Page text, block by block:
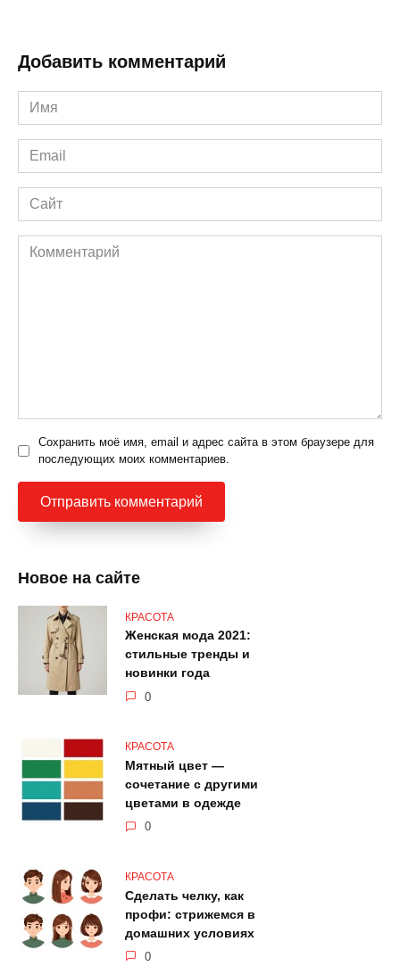
Добавить комментарий
Имя
*
Email
*
Сайт
Комментарий
Сохранить моё имя, email и адрес сайта в этом браузере для
последующих моих комментариев.
Новое на сайте
КРАСОТА
Женская мода 2021:
стильные тренды и
новинки года
0
КРАСОТА
Мятный цвет —
сочетание с другими
цветами в одежде
0
КРАСОТА
Сделать челку, как
профи: стрижемся в
домашних условиях
0